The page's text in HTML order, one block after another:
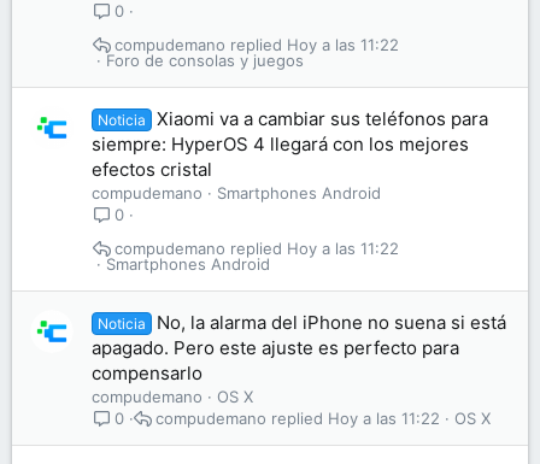
0
Foro de consolas y juegos
Hoy a las 11:22
compudemano
Noticia
Xiaomi va a cambiar sus teléfonos para
siempre: HyperOS 4 llegará con los mejores
efectos cristal
compudemano
Smartphones Android
0
Smartphones Android
Hoy a las 11:22
compudemano
Noticia
No, la alarma del iPhone no suena si está
apagado. Pero este ajuste es perfecto para
compensarlo
compudemano
OS X
0
OS X
Hoy a las 11:22
compudemano